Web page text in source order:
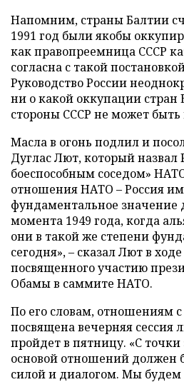
Напомним, страны Балтии
1991 год были якобы
как правопреемница СССР
согласна с такой
Руководство России
ни о какой оккупации стран
стороны СССР не может быть
Масла в огонь подлил и
Дуглас Лют, который назвал
боеспособным соседом»
отношения НАТО – Россия
фундаментальное значение
момента 1949 года, когда
они в такой же степени
сегодня», – сказал Лют в
посвященного участию
Обамы в саммите НАТО.
По его словам, отношениям
посвящена вечерняя сессия
пройдет в пятницу. «С
основой отношений должен
силой и диалогом. Мы будем